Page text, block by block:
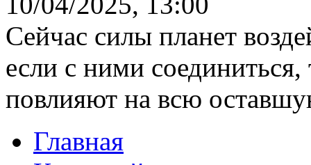
Сейчас силы планет
если с ними
повлияют на всю
Главная